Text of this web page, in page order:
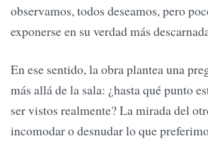
observamos, todos deseamos, pero
exponerse en su verdad más
En ese sentido, la obra plantea una
más allá de la sala: ¿hasta qué punto
ser vistos realmente? La mirada del
incomodar o desnudar lo que